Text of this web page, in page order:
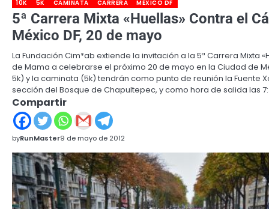
10K 5K CAMINATA CARRERA MÉXICO DF
5ª Carrera Mixta «Huellas» Contra el
México DF, 20 de mayo
La Fundación Cim*ab extiende la invitación a la 5ª Carrera Mixta
de Mama a celebrarse el próximo 20 de mayo en la Ciudad de
5k) y la caminata (5k) tendrán como punto de reunión la Fuente
sección del Bosque de Chapultepec, y como hora de salida las
Compartir
byRunMaster9 de mayo de 2012